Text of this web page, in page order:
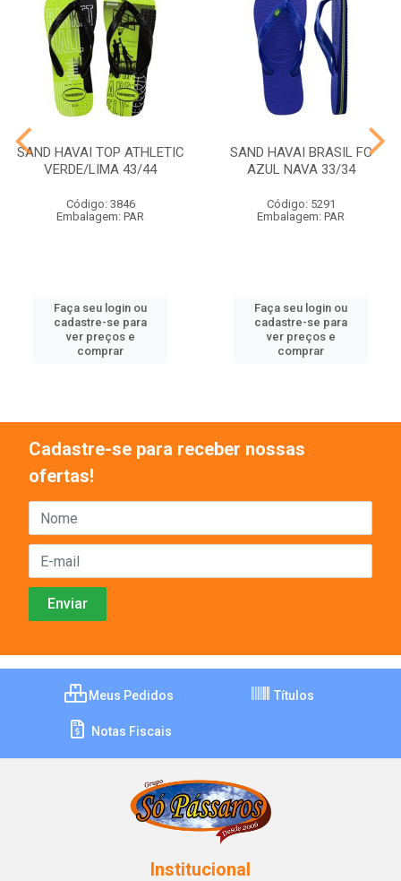
SAND HAVAI TOP ATHLETIC
VERDE/LIMA 43/44
Código: 3846
Embalagem: PAR
Faça seu login ou
cadastre-se para
ver preços e
comprar
SAND HAVAI BRASIL FC
AZUL NAVA 33/34
Código: 5291
Embalagem: PAR
Faça seu login ou
cadastre-se para
ver preços e
comprar
Cadastre-se para receber nossas
ofertas!
Meus Pedidos Títulos
Notas Fiscais
Institucional